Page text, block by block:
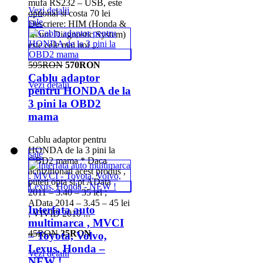
Vezi detalii
mufa RS232 – USB, este
optional si costa 70 lei
Descriere: HIM (Honda &
Acura Diagnostic System)
este cele mai noi ...
595RON 570RON
Vezi detalii
sale
Cablu adaptor
pentru HONDA de la
3 pini la OBD2
mama
Cablu adaptor pentru
HONDA de la 3 pini la
OBD2 mama * Daca
achizitionati acest produs ,
puteti opta si pt AData
2011 – 3.40 – 35 lei ;
AData 2014 – 3.45 – 45 lei
; VIVID 2010 ...
45RON 35RON
Vezi detalii
sale
Interfata auto
multimarca , MVCI
– Toyota, Volvo,
Lexus, Honda –